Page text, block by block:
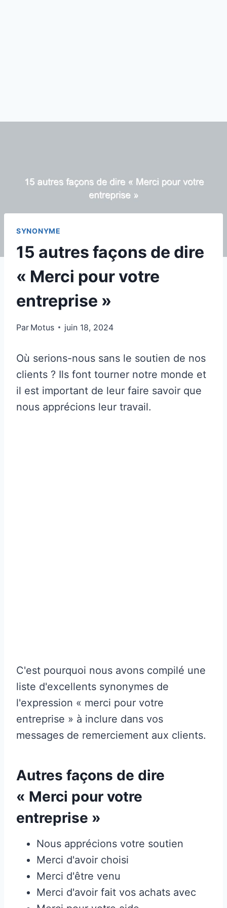
SYNONYME
15 autres façons de dire
« Merci pour votre
entreprise »
Par Motus juin 18, 2024
Où serions-nous sans le soutien de nos
clients ? Ils font tourner notre monde et
il est important de leur faire savoir que
nous apprécions leur travail.
C'est pourquoi nous avons compilé une
liste d'excellents synonymes de
l'expression « merci pour votre
entreprise » à inclure dans vos
messages de remerciement aux clients.
Autres façons de dire
« Merci pour votre
entreprise »
Nous apprécions votre soutien
Merci d'avoir choisi
Merci d'être venu
Merci d'avoir fait vos achats avec